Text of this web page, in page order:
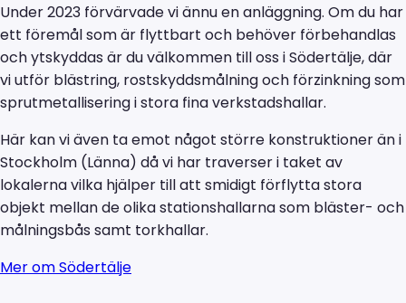
Under 2023 förvärvade vi ännu en anläggning. Om du har
ett föremål som är flyttbart och behöver förbehandlas
och ytskyddas är du välkommen till oss i Södertälje, där
vi utför blästring, rostskyddsmålning och förzinkning som
sprutmetallisering i stora fina verkstadshallar.
Här kan vi även ta emot något större konstruktioner än i
Stockholm (Länna) då vi har traverser i taket av
lokalerna vilka hjälper till att smidigt förflytta stora
objekt mellan de olika stationshallarna som bläster- och
målningsbås samt torkhallar.
Mer om Södertälje